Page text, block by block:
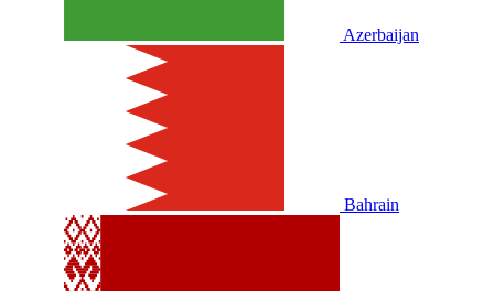
Azerbaijan
Bahrain